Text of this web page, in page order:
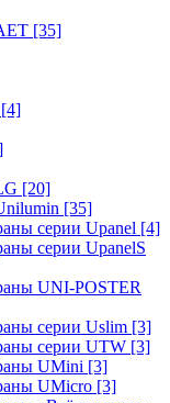
[35]
[4]
[20]
[35]
серии Upanel [4]
серии UpanelS
UNI-POSTER
серии Uslim [3]
серии UTW [3]
UMini [3]
UMicro [3]